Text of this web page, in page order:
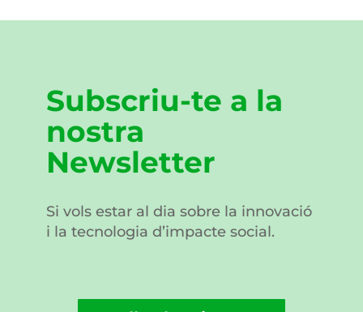
Subscriu-te a la
nostra
Newsletter
Si vols estar al dia sobre la innovació
i la tecnologia d’impacte social.